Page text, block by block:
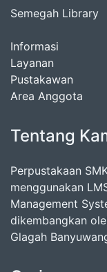
Semegah Library
Informasi
Layanan
Pustakawan
Area Anggota
Tentang
Perpustakaan
menggunakan
Management
dikembangkan
Glagah